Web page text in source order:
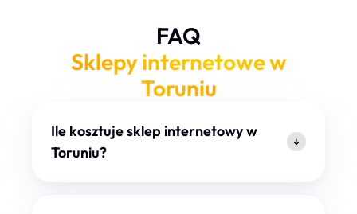
FAQ
Sklepy internetowe w
Toruniu
Ile kosztuje sklep internetowy w
Toruniu?